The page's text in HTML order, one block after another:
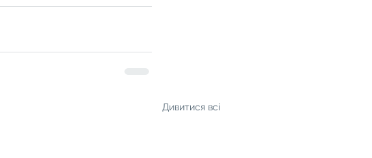
Дивитися всі